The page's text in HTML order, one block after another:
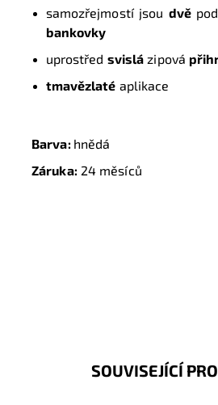
samozřejmostí jsou dvě
bankovky
uprostřed svislá zipová
tmavězlaté aplikace
Barva: hnědá
Záruka:24 měsíců
SOUVISEJÍCÍ